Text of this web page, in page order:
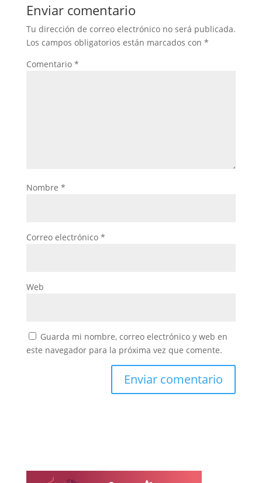
Enviar comentario
Tu dirección de correo electrónico no será publicada.
Los campos obligatorios están marcados con *
Comentario *
Nombre *
Correo electrónico *
Web
Guarda mi nombre, correo electrónico y web en
este navegador para la próxima vez que comente.